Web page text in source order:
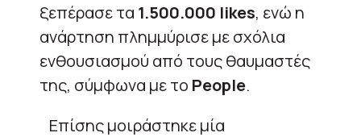
ξεπέρασε τα 1.500.000 likes, ενώ η
ανάρτηση πλημμύρισε με σχόλια
ενθουσιασμού από τους θαυμαστές
της, σύμφωνα με το People.
Επίσης μοιράστηκε μία